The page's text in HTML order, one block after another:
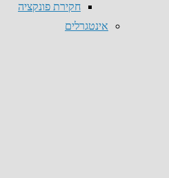
חקירת פונקציה
אינטגרלים